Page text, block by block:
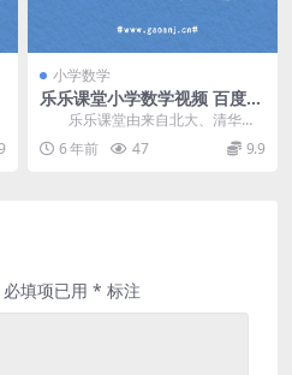
小学数学
乐乐课堂小学数学视频 百度网
乐乐课堂由来自北大、清华毕
业的多年资深教育讲师及前数学奥
赛金牌选手和高考状元...
6 年前 47 9.9
必填项已用 * 标注